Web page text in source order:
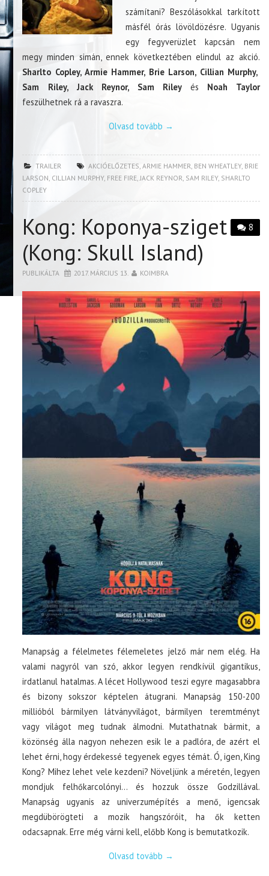
számítani? Beszólásokkal tarkított
másfél órás lövöldözésre. Ugyanis
egy fegyverüzlet kapcsán nem
megy minden simán, ennek következtében elindul az akció.
Sharlto Copley, Armie Hammer, Brie Larson, Cillian Murphy,
Sam Riley, Jack Reynor, Sam Riley és Noah Taylor
feszülhetnek rá a ravaszra.
Olvasd tovább →
TRAILER AKCIÓELŐZETES,ARMIE HAMMER, BEN WHEATLEY, BRIE
LARSON, CILLIAN MURPHY, FREE FIRE,JACK REYNOR, SAM RILEY, SHARLTO
COPLEY
8
Kong: Koponya-sziget
(Kong: Skull Island)
PUBLIKÁLTA 2017. MÁRCIUS 13. KOIMBRA
Manapság a félelmetes félemeletes jelző már nem elég. Ha
valami nagyról van szó, akkor legyen rendkívül gigantikus,
irdatlanul hatalmas. A lécet Hollywood teszi egyre magasabbra
és bizony sokszor képtelen átugrani. Manapság 150-200
millióból bármilyen látványvilágot, bármilyen teremtményt
vagy világot meg tudnak álmodni. Mutathatnak bármit, a
közönség álla nagyon nehezen esik le a padlóra, de azért el
lehet érni, hogy érdekessé tegyenek egyes témát. Ó, igen, King
Kong? Mihez lehet vele kezdeni? Növeljünk a méretén, legyen
mondjuk felhőkarcolónyi… és hozzuk össze Godzillával.
Manapság ugyanis az univerzumépítés a menő, igencsak
megdübörögteti a mozik hangszóróit, ha ők ketten
odacsapnak. Erre még várni kell, előbb Kong is bemutatkozik.
Olvasd tovább →